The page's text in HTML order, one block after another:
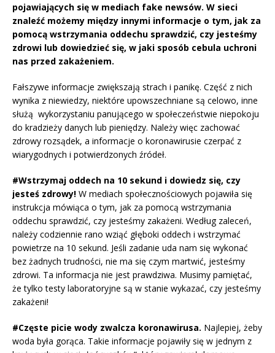
pojawiających się w mediach fake newsów. W sieci
znaleźć możemy między innymi informacje o tym, jak za
pomocą wstrzymania oddechu sprawdzić, czy jesteśmy
zdrowi lub dowiedzieć się, w jaki sposób cebula uchroni
nas przed zakażeniem.
Fałszywe informacje zwiększają strach i panikę. Część z nich
wynika z niewiedzy, niektóre upowszechniane są celowo, inne
służą wykorzystaniu panującego w społeczeństwie niepokoju
do kradzieży danych lub pieniędzy. Należy więc zachować
zdrowy rozsądek, a informacje o koronawirusie czerpać z
wiarygodnych i potwierdzonych źródeł.
#Wstrzymaj oddech na 10 sekund i dowiedz się, czy
jesteś zdrowy! W mediach społecznościowych pojawiła się
instrukcja mówiąca o tym, jak za pomocą wstrzymania
oddechu sprawdzić, czy jesteśmy zakażeni. Według zaleceń,
należy codziennie rano wziąć głęboki oddech i wstrzymać
powietrze na 10 sekund. Jeśli zadanie uda nam się wykonać
bez żadnych trudności, nie ma się czym martwić, jesteśmy
zdrowi. Ta informacja nie jest prawdziwa. Musimy pamiętać,
że tylko testy laboratoryjne są w stanie wykazać, czy jesteśmy
zakażeni!
#Częste picie wody zwalcza koronawirusa. Najlepiej, żeby
woda była gorąca. Takie informacje pojawiły się w jednym z